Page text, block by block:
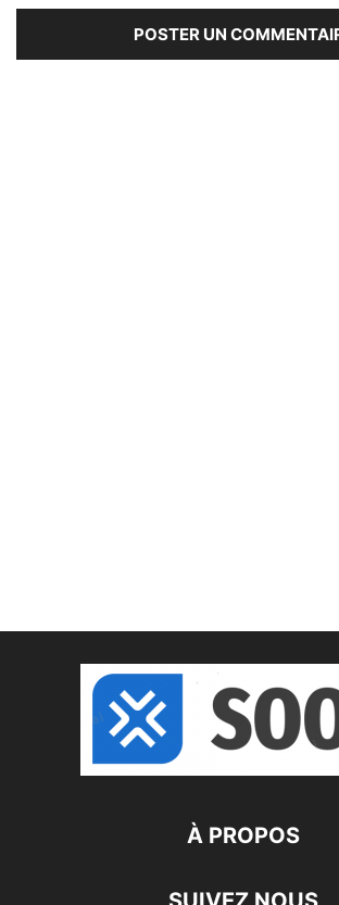
À PROPOS